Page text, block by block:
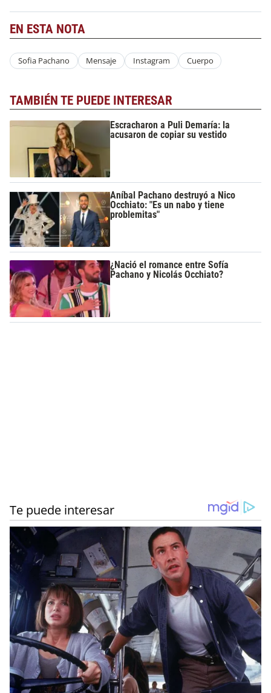
EN ESTA NOTA
Sofia Pachano Mensaje Instagram Cuerpo
TAMBIÉN TE PUEDE INTERESAR
Escracharon a Puli Demaría: la
acusaron de copiar su vestido
Aníbal Pachano destruyó a Nico
Occhiato: "Es un nabo y tiene
problemitas"
¿Nació el romance entre Sofía
Pachano y Nicolás Occhiato?